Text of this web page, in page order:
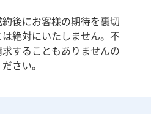
後にお客様の期待を裏切
絶対にいたしません。不
することもありませんの
さい。